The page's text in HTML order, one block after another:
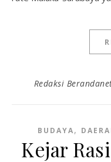
Redaksi
BUDAYA,
Kejar